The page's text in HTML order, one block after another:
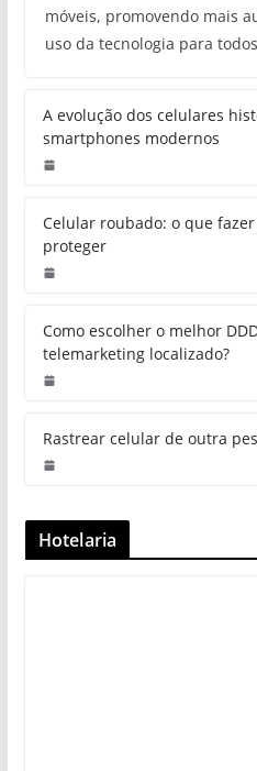
móveis, promovendo mais
uso da tecnologia para
A evolução dos celulares
smartphones modernos
Celular roubado: o que
proteger
Como escolher o melhor
telemarketing localizado?
Rastrear celular de outra
Hotelaria